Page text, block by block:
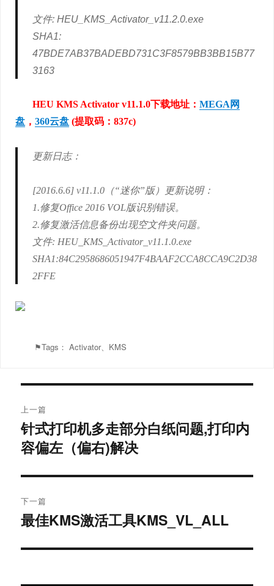
文件: HEU_KMS_Activator_v11.2.0.exe
SHA1:
47BDE7AB37BADEBD731C3F8579BB3BB15B77
3163
HEU KMS Activator v11.1.0下载地址： MEGA网
盘 ， 360云盘 (提取码：837c)
更新日志：
[2016.6.6] v11.1.0（“迷你”版）更新说明：
1.修复Office 2016 VOL版识别错误。
2.修复激活信息备份出现空文件夹问题。
文件: HEU_KMS_Activator_v11.1.0.exe
SHA1:84C2958686051947F4BAAF2CCA8CCA9C2D38
2FFE
⚑Tags： Activator、 KMS
章
导
航
上一篇
上
篇
章：
针式打印机多走部分白纸问题,打印内
容偏左（偏右)解决
下一篇
下
文
最佳KMS激活工具KMS_VL_ALL